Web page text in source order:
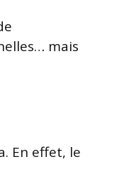
mais
En effet, le